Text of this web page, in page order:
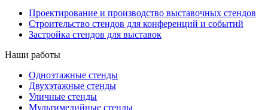
Проектирование и производство выставочных стендов
Строительство стендов для конференций и событий
Застройка стендов для выставок
Наши работы
Одноэтажные стенды
Двухэтажные стенды
Уличные стенды
Мультимедийные стенды